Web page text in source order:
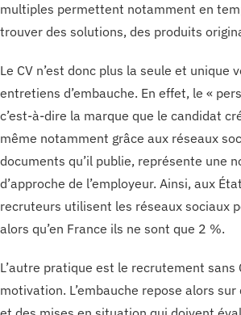
multiples permettent notamment en
trouver des solutions, des produits
Le CV n’est donc plus la seule et unique
entretiens d’embauche. En effet, le «
c’est-à-dire la marque que le candidat
même notamment grâce aux réseaux
documents qu’il publie, représente une
d’approche de l’employeur. Ainsi, aux
recruteurs utilisent les réseaux sociaux
alors qu’en France ils ne sont que 2 %.
L’autre pratique est le recrutement sans
motivation. L’embauche repose alors